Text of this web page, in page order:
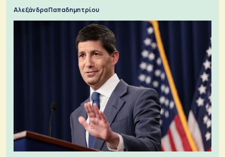
Αλεξάνδρα Παπαδημητρίου